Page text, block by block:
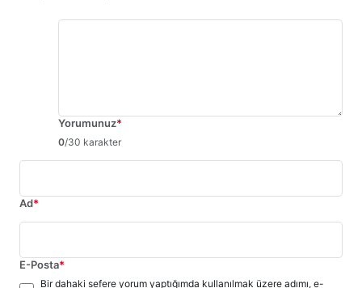
Yorumunuz*
0/30 karakter
Ad*
E-Posta*
Bir dahaki sefere yorum yaptığımda kullanılmak üzere adımı, e-